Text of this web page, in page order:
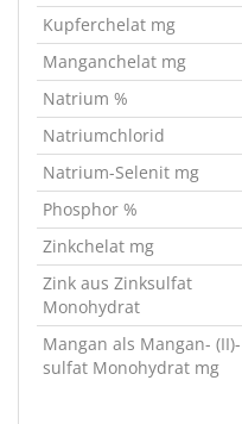
Kupferchelat mg
Manganchelat mg
Natrium %
Natriumchlorid
Natrium-Selenit mg
Phosphor %
Zinkchelat mg
Zink aus Zinksulfat
Monohydrat
Mangan als Mangan- (II)-
sulfat Monohydrat mg